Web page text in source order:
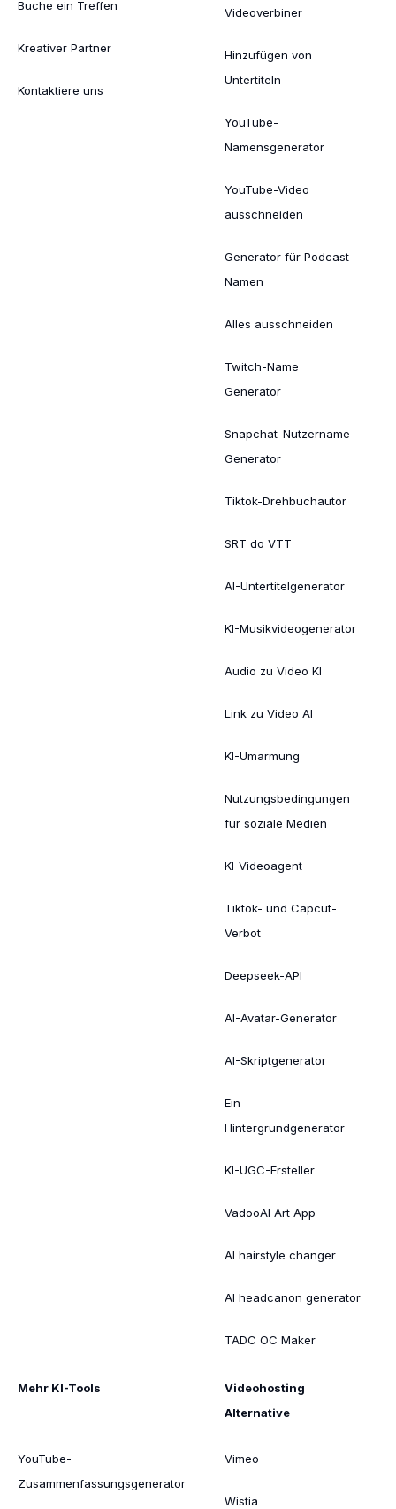
Buche ein Treffen
Kreativer Partner
Kontaktiere uns
Videoverbiner
Hinzufügen von
Untertiteln
YouTube-
Namensgenerator
YouTube-Video
ausschneiden
Generator für Podcast-
Namen
Alles ausschneiden
Twitch-Name
Generator
Snapchat-Nutzername
Generator
Tiktok-Drehbuchautor
SRT do VTT
AI-Untertitelgenerator
KI-Musikvideogenerator
Audio zu Video KI
Link zu Video AI
KI-Umarmung
Nutzungsbedingungen
für soziale Medien
KI-Videoagent
Tiktok- und Capcut-
Verbot
Deepseek-API
AI-Avatar-Generator
AI-Skriptgenerator
Ein
Hintergrundgenerator
KI-UGC-Ersteller
VadooAI Art App
AI hairstyle changer
AI headcanon generator
TADC OC Maker
Mehr KI-Tools
YouTube-
Zusammenfassungsgenerator
Videohosting
Alternative
Vimeo
Wistia